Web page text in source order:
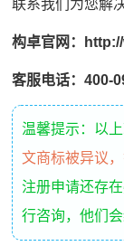
联系我们为您解决
构卓官网：
客服电话：400-
温馨提示：以
文商标被异议
注册申请还存
行咨询，他们